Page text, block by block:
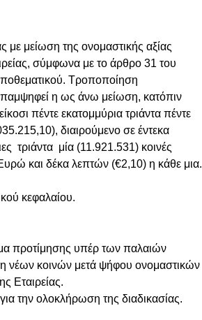
με μείωση της ονομαστικής αξίας
σύμφωνα με το άρθρο 31 του
Τροποποίηση
παμψηφεί η ως άνω μείωση, κατόπιν
πέντε εκατομμύρια τριάντα πέντε
διαιρούμενο σε έντεκα
τριάντα μία (11.921.531) κοινές
και δέκα λεπτών (€2,10) η κάθε μια.
κεφαλαίου.
προτίμησης υπέρ των παλαιών
νέων κοινών μετά ψήφου ονομαστικών
Εταιρείας.
την ολοκλήρωση της διαδικασίας.